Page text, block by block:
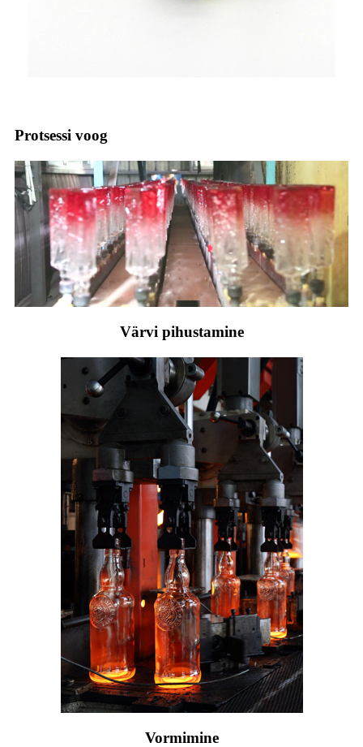
Protsessi voog
Värvi pihustamine
Vormimine